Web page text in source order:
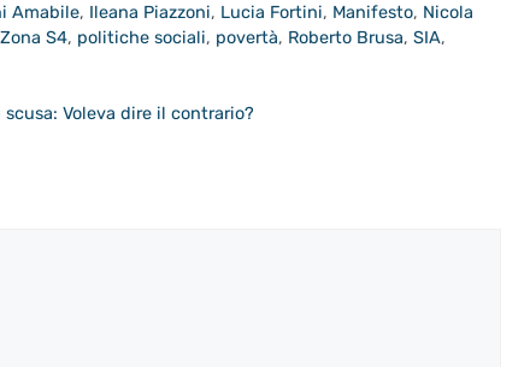
Amabile, Ileana Piazzoni, Lucia Fortini, Manifesto, Nicola
S4, politiche sociali, povertà, Roberto Brusa, SIA,
Voleva dire il contrario?